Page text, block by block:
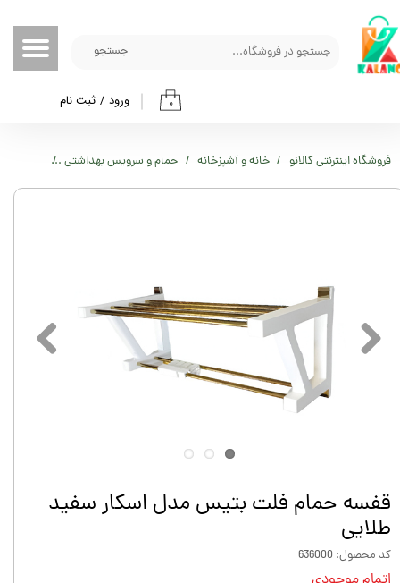
جستجو
۰ ورود / ثبت نام
حساب کاربری من
تغییر گذر واژه
خروج از حساب کاربری
فروشگاه اینترنتی کالانو خانه و آشپزخانه حمام و سرویس بهداشتی
قفسه حمام فلت بتيس مدل اسكار سفيد
طلايى
کد محصول: 636000